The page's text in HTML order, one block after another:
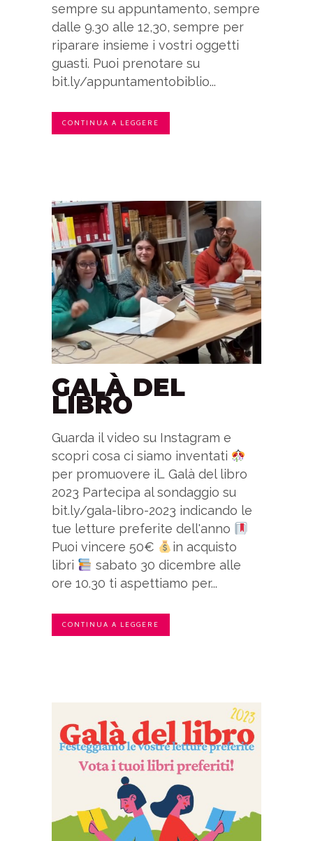
sempre su appuntamento, sempre
dalle 9.30 alle 12,30, sempre per
riparare insieme i vostri oggetti
guasti. Puoi prenotare su
bit.ly/appuntamentobiblio...
CONTINUA A LEGGERE
GALÀ DEL
LIBRO
Guarda il video su Instagram e
scopri cosa ci siamo inventati
per promuovere il… Galà del libro
2023 Partecipa al sondaggio su
bit.ly/gala-libro-2023 indicando le
tue letture preferite dell'anno
Puoi vincere 50€
in acquisto
libri
sabato 30 dicembre alle
ore 10.30 ti aspettiamo per...
CONTINUA A LEGGERE